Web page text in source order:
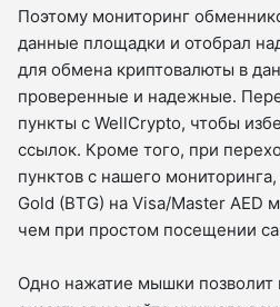
Поэтому мониторинг
данные площадки и отобрал
для обмена криптовалюты в
проверенные и надежные.
пункты с WellCrypto, чтобы
ссылок. Кроме того, при
пунктов с нашего
Gold (BTG) на Visa/Master AED
чем при простом посещении
Одно нажатие мышки позволит